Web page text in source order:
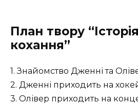
План твору
кохання”
1. Знайомство Дженні та
2. Дженні приходить на
3. Олівер приходить на